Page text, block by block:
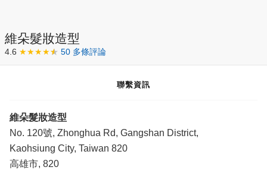
維朵髮妝造型
4.6 ★★★★★ 50 多條評論
聯繫資訊
維朵髮妝造型
No. 120號, Zhonghua Rd, Gangshan District,
Kaohsiung City, Taiwan 820
高雄市, 820